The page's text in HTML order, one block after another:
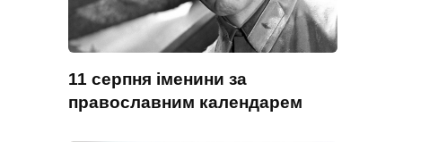
11 серпня іменини за
православним календарем